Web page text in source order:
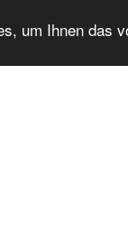
um Ihnen das